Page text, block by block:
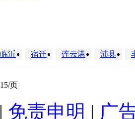
临沂 宿迁 连云港 沛县
15/页
| 免责申明 | 广